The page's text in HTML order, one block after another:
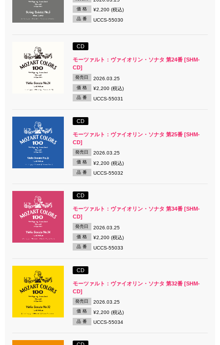
価 格 ¥2,200 (税込)
品 番 UCCS-55030
CD
モーツァルト：ヴァイオリン・ソナタ 第24番 [SHM-
CD]
発売日 2026.03.25
価 格 ¥2,200 (税込)
品 番 UCCS-55031
CD
モーツァルト：ヴァイオリン・ソナタ 第25番 [SHM-
CD]
発売日 2026.03.25
価 格 ¥2,200 (税込)
品 番 UCCS-55032
CD
モーツァルト：ヴァイオリン・ソナタ 第34番 [SHM-
CD]
発売日 2026.03.25
価 格 ¥2,200 (税込)
品 番 UCCS-55033
CD
モーツァルト：ヴァイオリン・ソナタ 第32番 [SHM-
CD]
発売日 2026.03.25
価 格 ¥2,200 (税込)
品 番 UCCS-55034